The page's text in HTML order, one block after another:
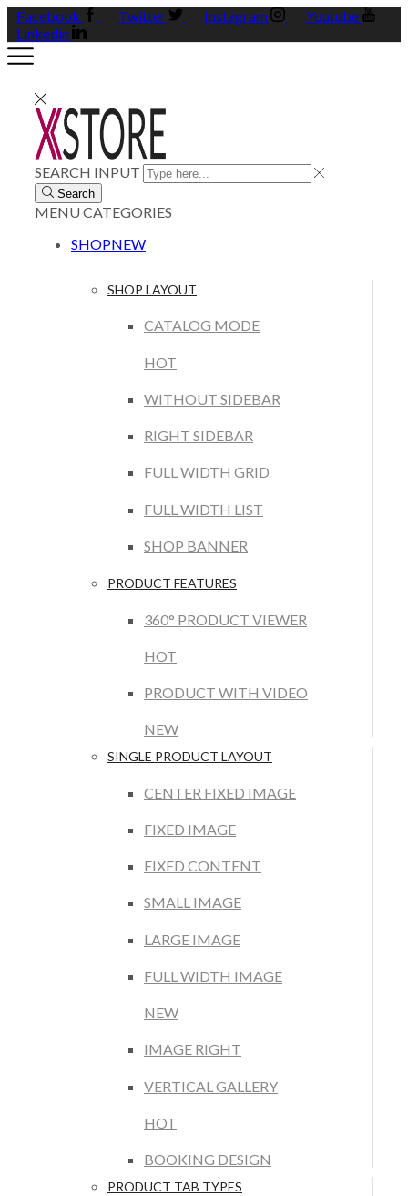
Facebook Twitter Instagram
Youtube
Linkedin
SEARCH INPUT
Search
MENUCATEGORIES
SHOPNEW
SHOP LAYOUT
CATALOG MODE
HOT
WITHOUT SIDEBAR
RIGHT SIDEBAR
FULL WIDTH GRID
FULL WIDTH LIST
SHOP BANNER
PRODUCT FEATURES
360° PRODUCT VIEWER
HOT
PRODUCT WITH VIDEO
NEW
SINGLE PRODUCT LAYOUT
CENTER FIXED IMAGE
FIXED IMAGE
FIXED CONTENT
SMALL IMAGE
LARGE IMAGE
FULL WIDTH IMAGE
NEW
IMAGE RIGHT
VERTICAL GALLERY
HOT
BOOKING DESIGN
PRODUCT TAB TYPES